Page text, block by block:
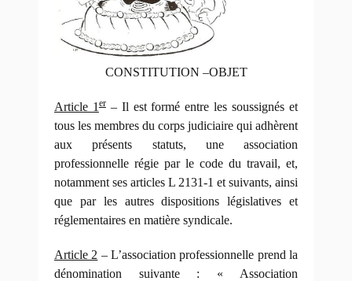
CONSTITUTION –OBJET
Article 1er– Il est formé entre les soussignés et
tous les membres du corps judiciaire qui adhèrent
aux présents statuts, une association
professionnelle régie par le code du travail, et,
notamment ses articles L 2131-1 et suivants, ainsi
que par les autres dispositions législatives et
réglementaires en matière syndicale.
Article 2 – L’association professionnelle prend la
dénomination suivante : « Association